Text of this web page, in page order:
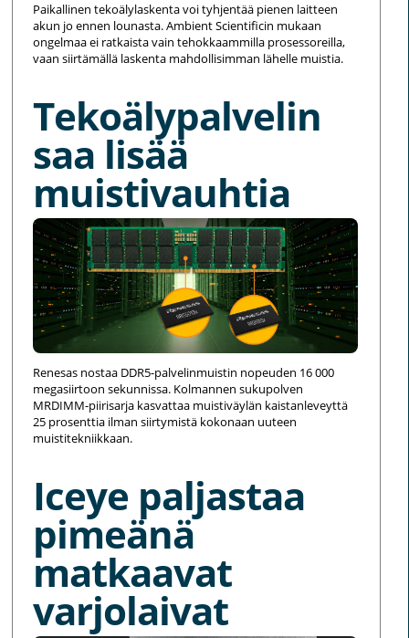
Paikallinen tekoälylaskenta voi tyhjentää pienen laitteen
akun jo ennen lounasta. Ambient Scientificin mukaan
ongelmaa ei ratkaista vain tehokkaammilla prosessoreilla,
vaan siirtämällä laskenta mahdollisimman lähelle muistia.
Tekoälypalvelin
saa lisää
muistivauhtia
Renesas nostaa DDR5-palvelinmuistin nopeuden 16 000
megasiirtoon sekunnissa. Kolmannen sukupolven
MRDIMM-piirisarja kasvattaa muistiväylän kaistanleveyttä
25 prosenttia ilman siirtymistä kokonaan uuteen
muistitekniikkaan.
Iceye paljastaa
pimeänä
matkaavat
varjolaivat